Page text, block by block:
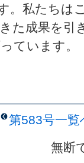
。私たちは
た成果を引
ています。
第583号一覧
無断